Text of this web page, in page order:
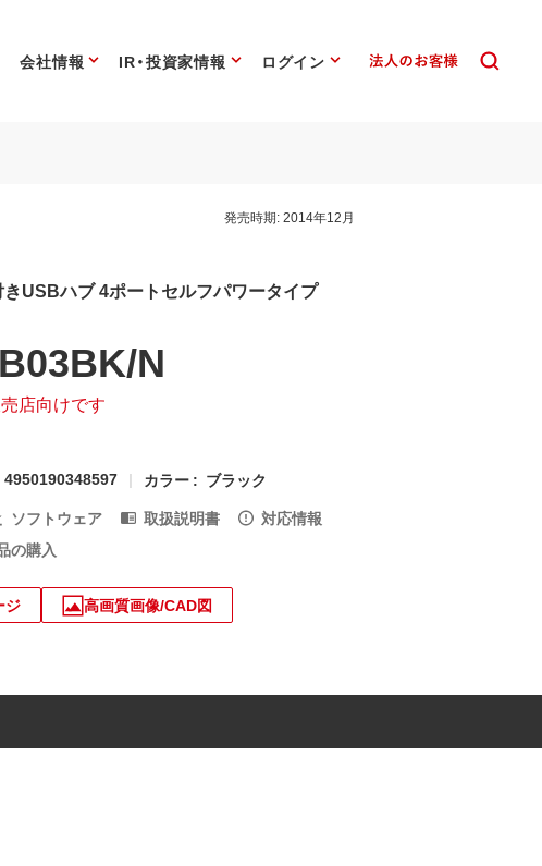
会社情報 IR・投資家情報 ログイン
発売時期:2014年12月
USBハブ 4ポートセルフパワータイプ
N
店向けです
カラー : ブラック
ソフトウェア 取扱説明書
対応情報
の購入
ジ 高画質画像/CAD図